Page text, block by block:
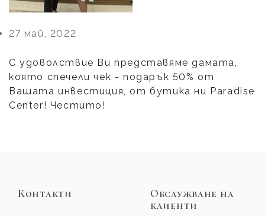
27 май, 2022
С удоволствие Ви представяме дамата,
която спечели чек - подарък 50% от
Вашата инвестиция, от бутика ни Paradise
Center! Честито!
Контакти
Обслужване на
клиенти